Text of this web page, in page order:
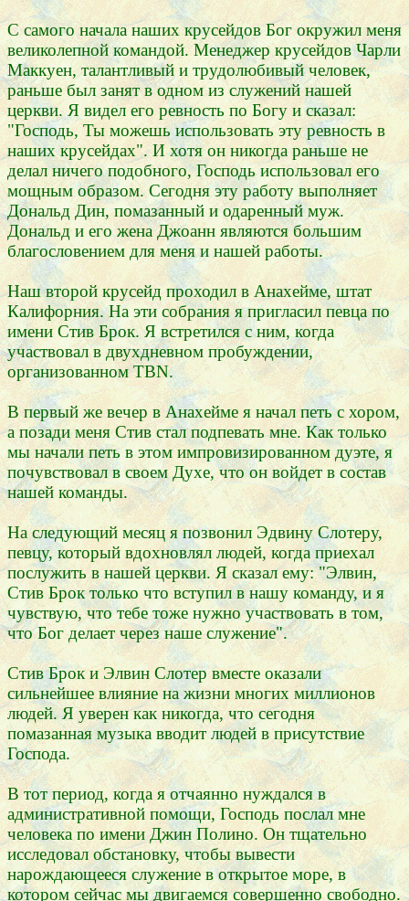
С самого начала наших крусейдов Бог окружил меня
великолепной командой. Менеджер крусейдов Чарли
Маккуен, талантливый и трудолюбивый человек,
раньше был занят в одном из служений нашей
церкви. Я видел его ревность по Богу и сказал:
"Господь, Ты можешь использовать эту ревность в
наших крусейдах". И хотя он никогда раньше не
делал ничего подобного, Господь использовал его
мощным образом. Сегодня эту работу выполняет
Дональд Дин, помазанный и одаренный муж.
Дональд и его жена Джоанн являются большим
благословением для меня и нашей работы.
Наш второй крусейд проходил в Анахейме, штат
Калифорния. На эти собрания я пригласил певца по
имени Стив Брок. Я встретился с ним, когда
участвовал в двухдневном пробуждении,
организованном TBN.
В первый же вечер в Анахейме я начал петь с хором,
а позади меня Стив стал подпевать мне. Как только
мы начали петь в этом импровизированном дуэте, я
почувствовал в своем Духе, что он войдет в состав
нашей команды.
На следующий месяц я позвонил Эдвину Слотеру,
певцу, который вдохновлял людей, когда приехал
послужить в нашей церкви. Я сказал ему: "Элвин,
Стив Брок только что вступил в нашу команду, и я
чувствую, что тебе тоже нужно участвовать в том,
что Бог делает через наше служение".
Стив Брок и Элвин Слотер вместе оказали
сильнейшее влияние на жизни многих миллионов
людей. Я уверен как никогда, что сегодня
помазанная музыка вводит людей в присутствие
Господа.
В тот период, когда я отчаянно нуждался в
административной помощи, Господь послал мне
человека по имени Джин Полино. Он тщательно
исследовал обстановку, чтобы вывести
нарождающееся служение в открытое море, в
котором сейчас мы двигаемся совершенно свободно.